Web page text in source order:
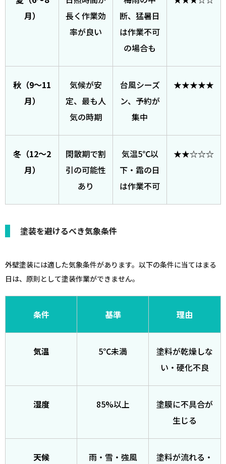
月）
長く作業効
率が良い
断、猛暑日
は作業不可
の場合も
秋（9〜11
月）
気候が安
定、最も人
気の時期
台風シーズ
ン、予約が
集中
★★★★★
冬（12〜2
月）
閑散期で割
引の可能性
あり
気温5℃以
下・霜の日
は作業不可
★★☆☆☆
塗装を避けるべき気象条件
外壁塗装には適した気象条件があります。以下の条件に当てはまる
日は、原則として塗装作業ができません。
条件 基準 理由
気温 5℃未満
塗料が乾燥しな
い・硬化不良
湿度 85%以上
塗膜に不具合が
生じる
天候 雨・雪・強風
塗料が流れる・